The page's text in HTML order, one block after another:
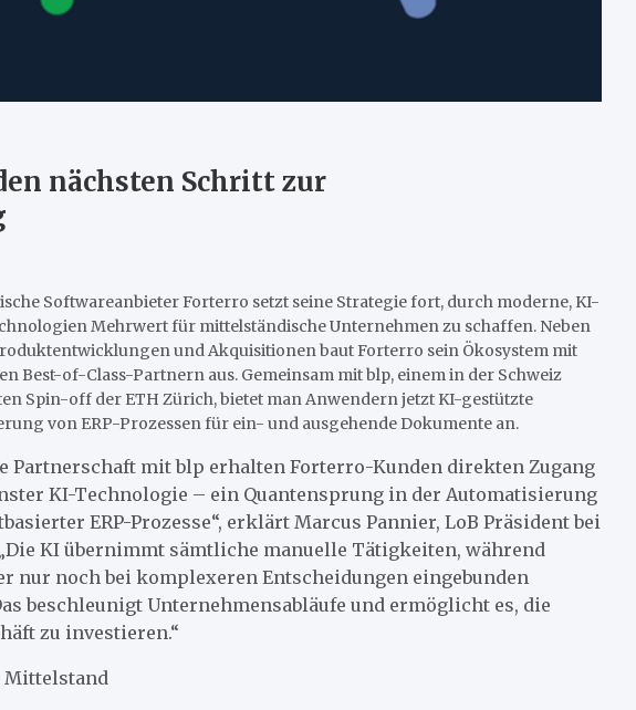
nächsten Schritt zur
Softwareanbieter Forterro setzt seine Strategie fort, durch moderne, KI-
Mehrwert für mittelständische Unternehmen zu schaffen. Neben
und Akquisitionen baut Forterro sein Ökosystem mit
Best-of-Class-Partnern aus. Gemeinsam mit blp, einem in der Schweiz
Spin-off der ETH Zürich, bietet man Anwendern jetzt KI-gestützte
von ERP-Prozessen für ein- und ausgehende Dokumente an.
Partnerschaft mit blp erhalten Forterro-Kunden direkten Zugang
KI-Technologie – ein Quantensprung in der Automatisierung
ERP-Prozesse“, erklärt Marcus Pannier, LoB Präsident bei
KI übernimmt sämtliche manuelle Tätigkeiten, während
nur noch bei komplexeren Entscheidungen eingebunden
beschleunigt Unternehmensabläufe und ermöglicht es, die
zu investieren.“
Mittelstand